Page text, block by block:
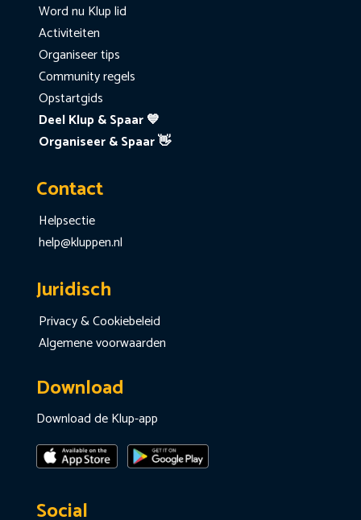
Word nu Klup lid
Activiteiten
Organiseer tips
Community regels
Opstartgids
Deel Klup & Spaar 💙
Organiseer & Spaar 👋
Contact
Helpsectie
help@kluppen.nl
Juridisch
Privacy & Cookiebeleid
Algemene voorwaarden
Download
Download de Klup-app
Social